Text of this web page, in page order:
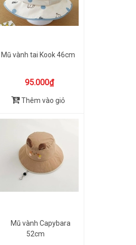
Mũ vành tai Kook 46cm
95.000₫
Thêm vào giỏ
Mũ vành Capybara
52cm